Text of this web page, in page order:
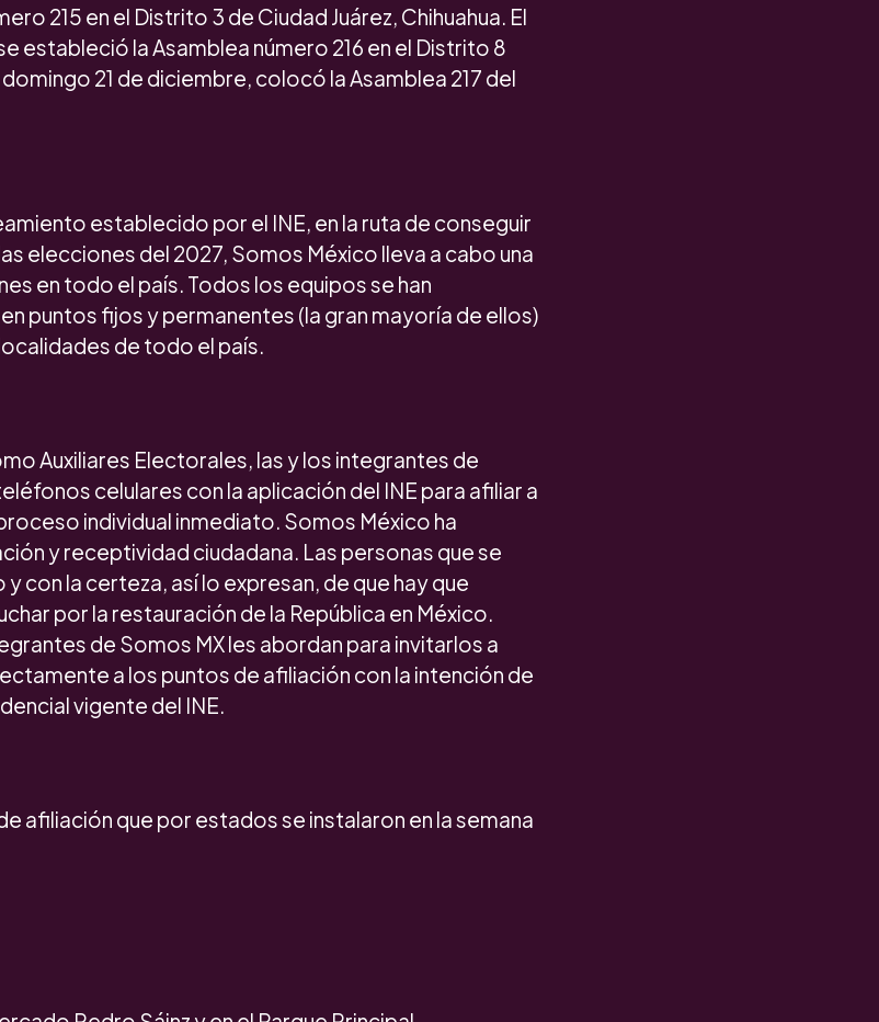
215 en el Distrito 3 de Ciudad Juárez, Chihuahua. El
estableció la Asamblea número 216 en el Distrito 8
21 de diciembre, colocó la Asamblea 217 del
establecido por el INE, en la ruta de conseguir
elecciones del 2027, Somos México lleva a cabo una
en todo el país. Todos los equipos se han
puntos fijos y permanentes (la gran mayoría de ellos)
de todo el país.
Auxiliares Electorales, las y los integrantes de
celulares con la aplicación del INE para afiliar a
individual inmediato. Somos México ha
y receptividad ciudadana. Las personas que se
con la certeza, así lo expresan, de que hay que
por la restauración de la República en México.
de Somos MX les abordan para invitarlos a
a los puntos de afiliación con la intención de
vigente del INE.
afiliación que por estados se instalaron en la semana